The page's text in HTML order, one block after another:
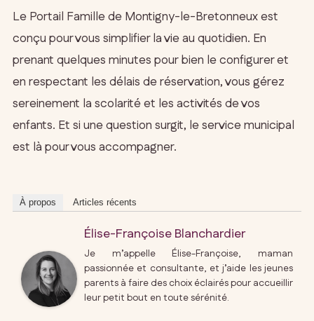
Le Portail Famille de Montigny-le-Bretonneux est
conçu pour vous simplifier la vie au quotidien. En
prenant quelques minutes pour bien le configurer et
en respectant les délais de réservation, vous gérez
sereinement la scolarité et les activités de vos
enfants. Et si une question surgit, le service municipal
est là pour vous accompagner.
À propos Articles récents
Élise-Françoise Blanchardier
Je m’appelle Élise-Françoise, maman
passionnée et consultante, et j’aide les jeunes
parents à faire des choix éclairés pour accueillir
leur petit bout en toute sérénité.